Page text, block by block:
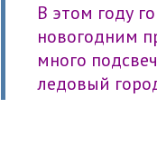
В этом году
новогодним
много
ледовый